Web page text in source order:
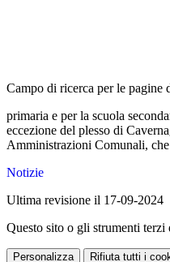
Campo di ricerca per le pagine
primaria e per la scuola
eccezione del plesso di
Amministrazioni Comunali,
Notizie
Ultima revisione il 17-09-2024
Questo sito o gli strumenti
Personalizza Rifiuta tutti i